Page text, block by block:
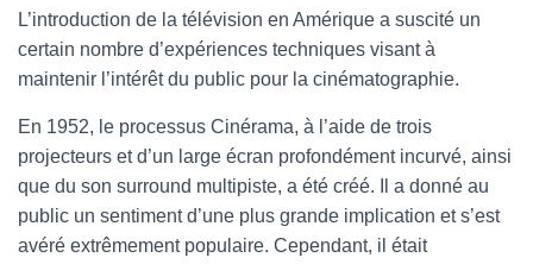
L’introduction de la télévision en Amérique a suscité un
certain nombre d’expériences techniques visant à
maintenir l’intérêt du public pour la cinématographie.
En 1952, le processus Cinérama, à l’aide de trois
projecteurs et d’un large écran profondément incurvé, ainsi
que du son surround multipiste, a été créé. Il a donné au
public un sentiment d’une plus grande implication et s’est
avéré extrêmement populaire. Cependant, il était